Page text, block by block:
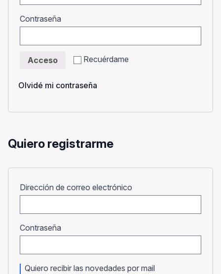
Contraseña
Recuérdame
Acceso
Olvidé mi contraseña
Quiero registrarme
Dirección de correo electrónico
Contraseña
Quiero recibir las novedades por mail